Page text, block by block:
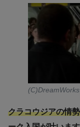
クラコウジアの情